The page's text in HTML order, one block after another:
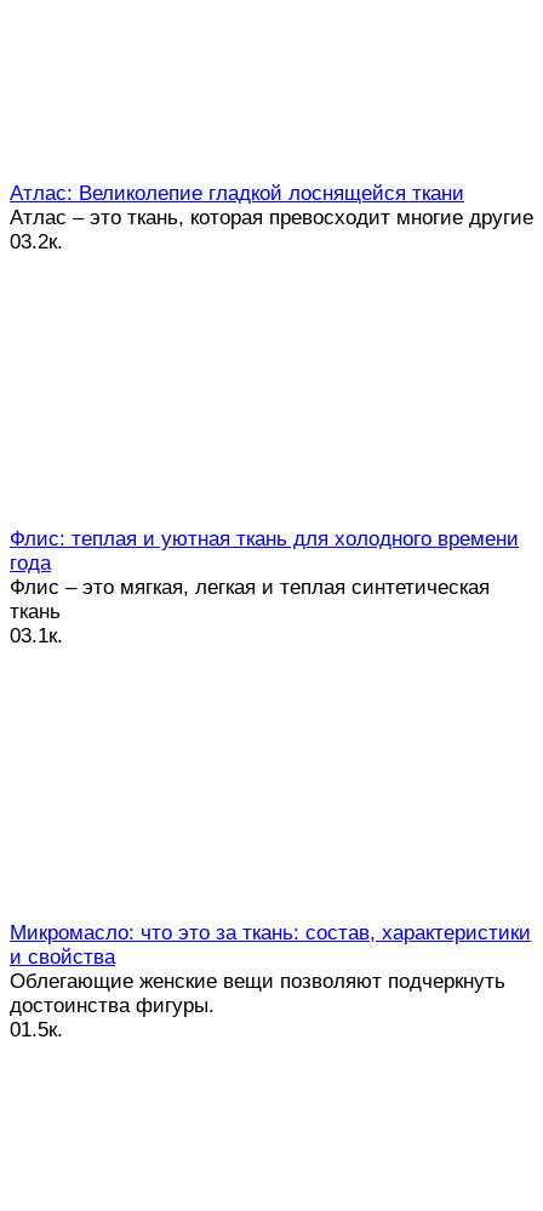
Атлас: Великолепие гладкой лоснящейся ткани
Атлас – это ткань, которая превосходит многие другие
03.2к.
Флис: теплая и уютная ткань для холодного времени
года
Флис – это мягкая, легкая и теплая синтетическая
ткань
03.1к.
Микромасло: что это за ткань: состав, характеристики
и свойства
Облегающие женские вещи позволяют подчеркнуть
достоинства фигуры.
01.5к.